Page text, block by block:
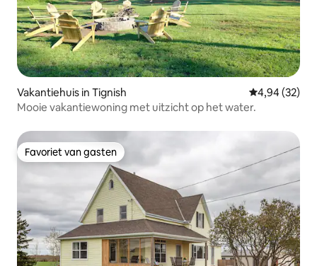
Vakantiehuis in Tignish Gemiddelde
4,94 (32)
Mooie vakantiewoning met uitzicht op het water.
Favoriet van gasten
Favoriet van gasten